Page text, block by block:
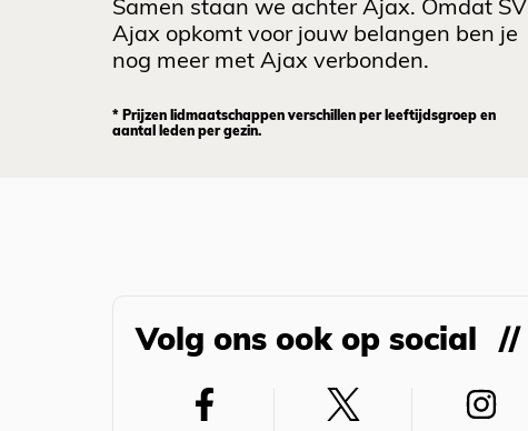
Samen staan we achter Ajax. Omdat SV
Ajax opkomt voor jouw belangen ben je
nog meer met Ajax verbonden.
* Prijzen lidmaatschappen verschillen per leeftijdsgroep en
aantal leden per gezin.
Volg ons ook op social